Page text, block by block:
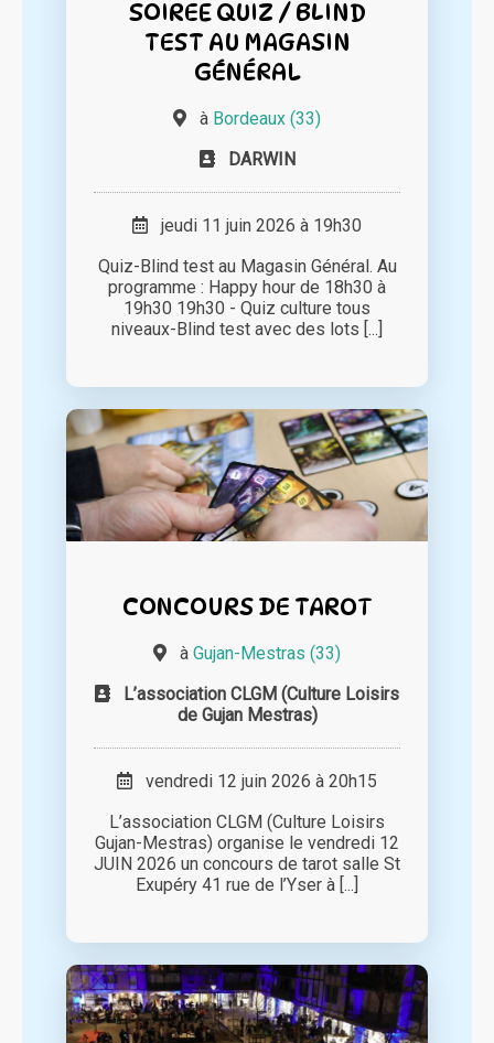
SOIREE QUIZ / BLIND
TEST AU MAGASIN
GÉNÉRAL
à Bordeaux (33)
DARWIN
jeudi 11 juin 2026 à 19h30
Quiz-Blind test au Magasin Général. Au
programme : Happy hour de 18h30 à
19h30 19h30 - Quiz culture tous
niveaux-Blind test avec des lots [...]
CONCOURS DE TAROT
à Gujan-Mestras (33)
L’association CLGM (Culture Loisirs
de Gujan Mestras)
vendredi 12 juin 2026 à 20h15
L’association CLGM (Culture Loisirs
Gujan-Mestras) organise le vendredi 12
JUIN 2026 un concours de tarot salle St
Exupéry 41 rue de l’Yser à [...]